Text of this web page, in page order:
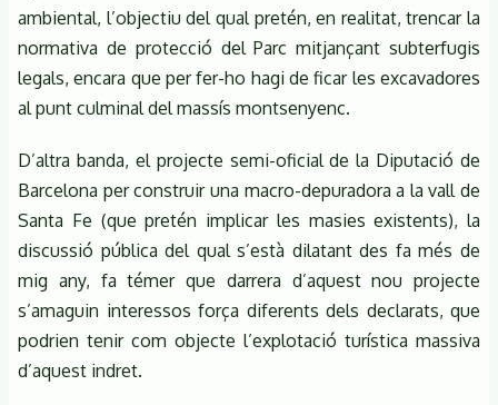
ambiental, l’objectiu del qual pretén, en realitat, trencar la
normativa de protecció del Parc mitjançant subterfugis
legals, encara que per fer-ho hagi de ficar les excavadores
al punt culminal del massís montsenyenc.
D’altra banda, el projecte semi-oficial de la Diputació de
Barcelona per construir una macro-depuradora a la vall de
Santa Fe (que pretén implicar les masies existents), la
discussió pública del qual s’està dilatant des fa més de
mig any, fa témer que darrera d’aquest nou projecte
s’amaguin interessos força diferents dels declarats, que
podrien tenir com objecte l’explotació turística massiva
d’aquest indret.